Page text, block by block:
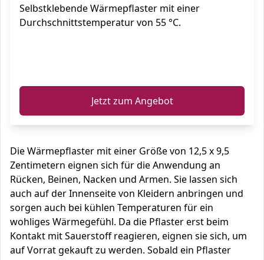
Set
Selbstklebende Wärmepflaster mit einer
Durchschnittstemperatur von 55 °C.
Jetzt zum Angebot
Die Wärmepflaster mit einer Größe von 12,5 x 9,5
Zentimetern eignen sich für die Anwendung an
Rücken, Beinen, Nacken und Armen. Sie lassen sich
auch auf der Innenseite von Kleidern anbringen und
sorgen auch bei kühlen Temperaturen für ein
wohliges Wärmegefühl. Da die Pflaster erst beim
Kontakt mit Sauerstoff reagieren, eignen sie sich, um
auf Vorrat gekauft zu werden. Sobald ein Pflaster